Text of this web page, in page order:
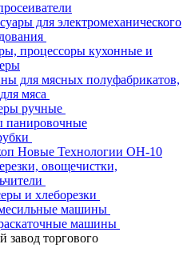
для электромеханического
процессоры кухонные и
для мясных полуфабрикатов,
мяса
ручные
панировочные
Новые Технологии ОН-10
овощечистки,
и хлеборезки
машины
машины
завод торгового